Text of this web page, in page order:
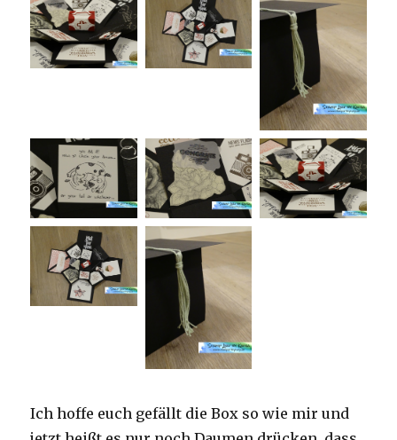
Ich hoffe euch gefällt die Box so wie mir und